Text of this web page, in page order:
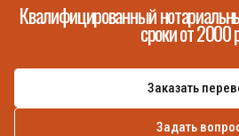
Квалифицированный
сроки от 2000
Заказать
Задать